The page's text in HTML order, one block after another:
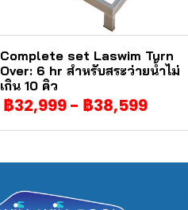
Complete set Laswim Turn
Over: 6 hr สำหรับสระว่ายน้ำไม่
เกิน 10 คิว
฿32,999- ฿38,599